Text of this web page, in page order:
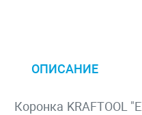
ОПИСАНИЕ
Коронка KRAFTOOL